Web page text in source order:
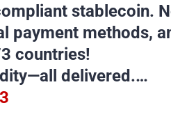
stablecoin.
payment methods,
countries!
delivered.…